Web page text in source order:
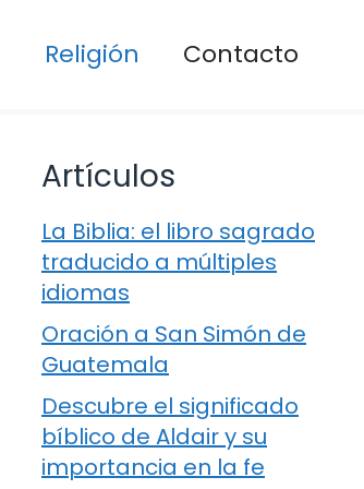
Religión Contacto
Artículos
La Biblia: el libro sagrado
traducido a múltiples
idiomas
Oración a San Simón de
Guatemala
Descubre el significado
bíblico de Aldair y su
importancia en la fe